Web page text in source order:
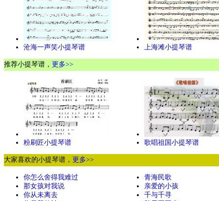
沧海一声笑小提琴谱 上海滩小提琴谱
推荐小提琴谱， 更多>>
粉刷匠小提琴谱 歌唱祖国小提琴谱
大家喜欢的小提琴谱， 更多>>
你怎么舍得我难过
那女孩对我说
你从未离去
青海民歌
亲爱的小孩
千与千寻